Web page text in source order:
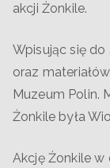
akcji Żonkile.
Wpisując się
oraz
Muzeum Polin.
Żonkile była
Akcję Żonkile w